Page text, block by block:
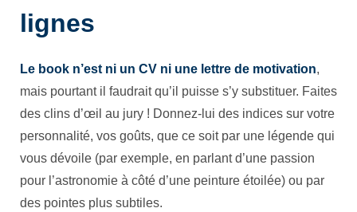
lignes
Le book n’est ni un CV ni une lettre de motivation,
mais pourtant il faudrait qu’il puisse s’y substituer. Faites
des clins d’œil au jury ! Donnez-lui des indices sur votre
personnalité, vos goûts, que ce soit par une légende qui
vous dévoile (par exemple, en parlant d’une passion
pour l’astronomie à côté d’une peinture étoilée) ou par
des pointes plus subtiles.